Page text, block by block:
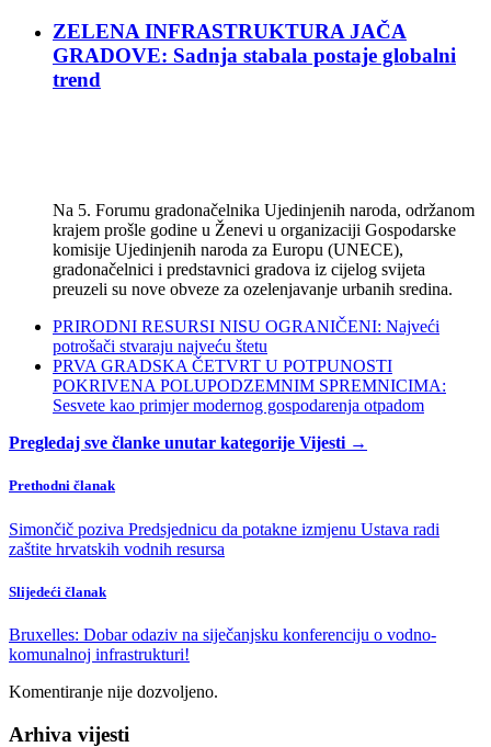
ZELENA INFRASTRUKTURA JAČA
GRADOVE: Sadnja stabala postaje globalni
trend
Na 5. Forumu gradonačelnika Ujedinjenih naroda, održanom
krajem prošle godine u Ženevi u organizaciji Gospodarske
komisije Ujedinjenih naroda za Europu (UNECE),
gradonačelnici i predstavnici gradova iz cijelog svijeta
preuzeli su nove obveze za ozelenjavanje urbanih sredina.
PRIRODNI RESURSI NISU OGRANIČENI: Najveći
potrošači stvaraju najveću štetu
PRVA GRADSKA ČETVRT U POTPUNOSTI
POKRIVENA POLUPODZEMNIM SPREMNICIMA:
Sesvete kao primjer modernog gospodarenja otpadom
Pregledaj sve članke unutar kategorije Vijesti →
Prethodni članak
Simončič poziva Predsjednicu da potakne izmjenu Ustava radi
zaštite hrvatskih vodnih resursa
Slijedeći članak
Bruxelles: Dobar odaziv na siječanjsku konferenciju o vodno-
komunalnoj infrastrukturi!
Komentiranje nije dozvoljeno.
Arhiva vijesti